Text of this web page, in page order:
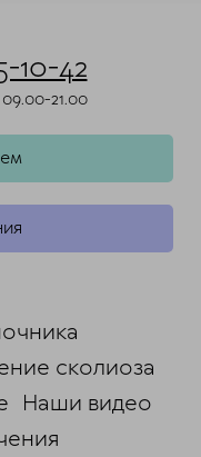
10-42
21.00
сколиоза
Наши видео